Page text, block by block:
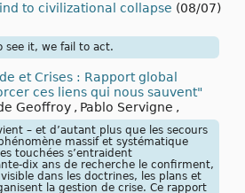
to civilizational collapse (08/07)
see it, we fail to act.
et Crises : Rapport global
ces liens qui nous sauvent"
Geoffroy , Pablo Servigne ,
– et d’autant plus que les secours
massif et systématique
touchées s’entraident
dix ans de recherche le confirment,
dans les doctrines, les plans et
la gestion de crise. Ce rapport